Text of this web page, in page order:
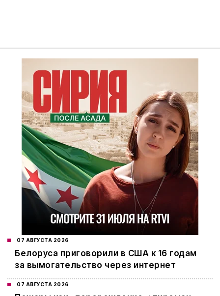
07 АВГУСТА 2026
Белоруса приговорили в США к 16 годам
за вымогательство через интернет
07 АВГУСТА 2026